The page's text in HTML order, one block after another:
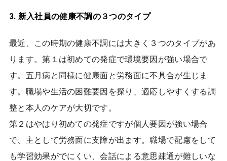
3. 新入社員の健康不調の３つのタイプ
最近、この時期の健康不調には大きく３つのタイプがあ
ります。第１は初めての発症で環境要因が強い場合で
す。五月病と同様に健康面と労務面に不具合が生じま
す。職場や生活の困難要因を探り、適応しやすくする調
整と本人のケアが大切です。
第２はやはり初めての発症ですが個人要因が強い場合
で、主として労務面に支障が出ます。職場で配慮をして
も学習効果がでにくい、会話による意思疎通が難しいな